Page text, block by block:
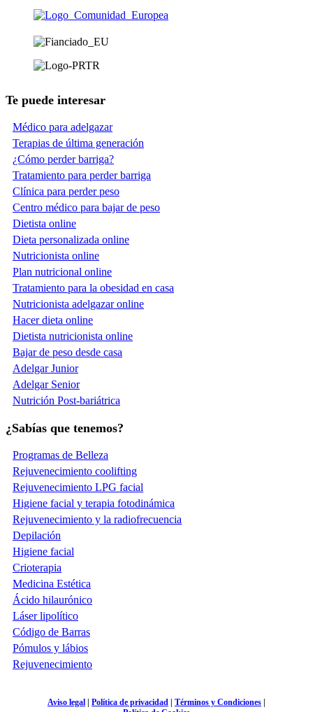
Te puede interesar
Médico para adelgazar
Terapias de última generación
¿Cómo perder barriga?
Tratamiento para perder barriga
Clínica para perder peso
Centro médico para bajar de peso
Dietista online
Dieta personalizada online
Nutricionista online
Plan nutricional online
Tratamiento para la obesidad en casa
Nutricionista adelgazar online
Hacer dieta online
Dietista nutricionista online
Bajar de peso desde casa
Adelgar Junior
Adelgar Senior
Nutrición Post-bariátrica
¿Sabías que tenemos?
Programas de Belleza
Rejuvenecimiento coolifting
Rejuvenecimiento LPG facial
Higiene facial y terapia fotodinámica
Rejuvenecimiento y la radiofrecuencia
Depilación
Higiene facial
Crioterapia
Medicina Estética
Ácido hilaurónico
Láser lipolítico
Código de Barras
Pómulos y lábios
Rejuvenecimiento
Aviso legal | Política de privacidad | Términos y Condiciones |